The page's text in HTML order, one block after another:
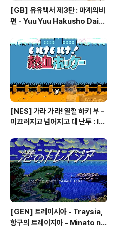
[GB] 유유백서 제3탄 : 마계의비
편 - Yuu Yuu Hakusho Dai-3
☆遊☆白書 第3弾 魔界の扉編
[NES] 가라 가라! 열혈 하키 부 -
미끄러지고 넘어지고 대 난투 : Ik
- Subette Koronde Dai Ran
tou, いけいけ熱血ホッケー部
すべってころんで大乱闘
[GEN] 트레이시아 - Traysia,
항구의 트레이지아 - Minato no